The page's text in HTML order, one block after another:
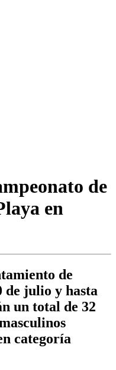
de
en
de
de julio y hasta
un total de 32
categoría